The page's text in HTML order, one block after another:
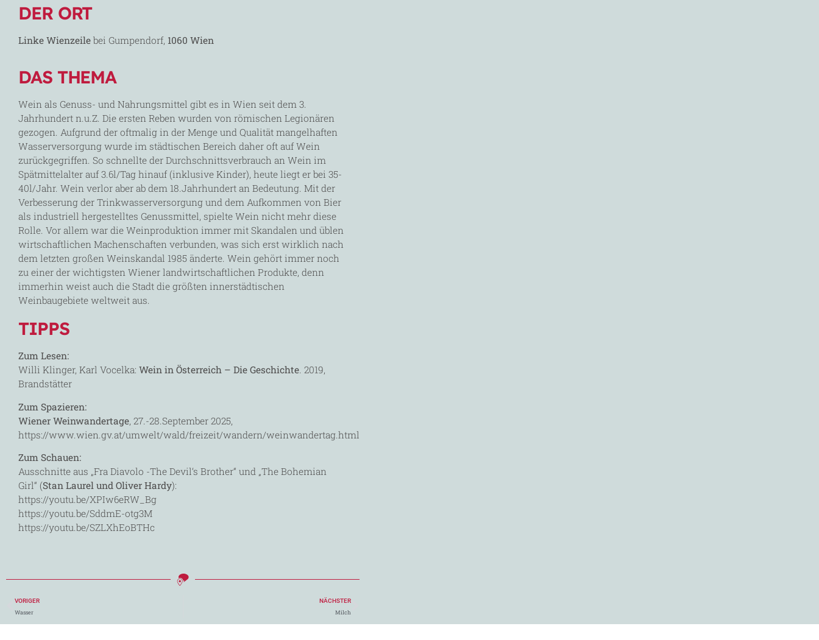
DER ORT
Linke Wienzeile bei Gumpendorf, 1060 Wien
DAS THEMA
Wein als Genuss- und Nahrungsmittel gibt es in Wien seit dem 3.
Jahrhundert n.u.Z. Die ersten Reben wurden von römischen Legionären
gezogen. Aufgrund der oftmalig in der Menge und Qualität mangelhaften
Wasserversorgung wurde im städtischen Bereich daher oft auf Wein
zurückgegriffen. So schnellte der Durchschnittsverbrauch an Wein im
Spätmittelalter auf 3.6l/Tag hinauf (inklusive Kinder), heute liegt er bei 35-
40l/Jahr. Wein verlor aber ab dem 18.Jahrhundert an Bedeutung. Mit der
Verbesserung der Trinkwasserversorgung und dem Aufkommen von Bier
als industriell hergestelltes Genussmittel, spielte Wein nicht mehr diese
Rolle. Vor allem war die Weinproduktion immer mit Skandalen und üblen
wirtschaftlichen Machenschaften verbunden, was sich erst wirklich nach
dem letzten großen Weinskandal 1985 änderte. Wein gehört immer noch
zu einer der wichtigsten Wiener landwirtschaftlichen Produkte, denn
immerhin weist auch die Stadt die größten innerstädtischen
Weinbaugebiete weltweit aus.
TIPPS
Zum Lesen:
Willi Klinger, Karl Vocelka: Wein in Österreich – Die Geschichte. 2019,
Brandstätter
Zum Spazieren:
Wiener Weinwandertage, 27.-28.September 2025,
https://www.wien.gv.at/umwelt/wald/freizeit/wandern/weinwandertag.html
Zum Schauen:
Ausschnitte aus „Fra Diavolo -The Devil‘s Brother“ und „The Bohemian
Girl“ (Stan Laurel und Oliver Hardy):
https://youtu.be/XPIw6eRW_Bg
https://youtu.be/SddmE-otg3M
https://youtu.be/SZLXhEoBTHc
VORIGER
Wasser
NÄCHSTER
Milch